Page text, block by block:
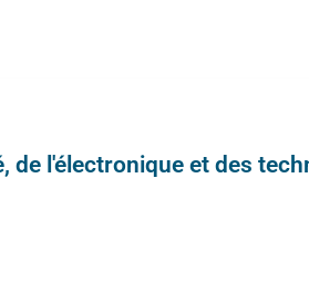
de l'électronique et des